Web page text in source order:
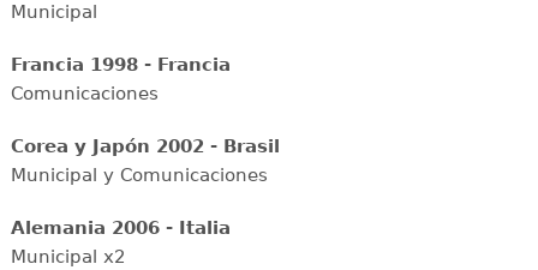
Municipal
Francia 1998 - Francia
Comunicaciones
Corea y Japón 2002 - Brasil
Municipal y Comunicaciones
Alemania 2006 - Italia
Municipal x2